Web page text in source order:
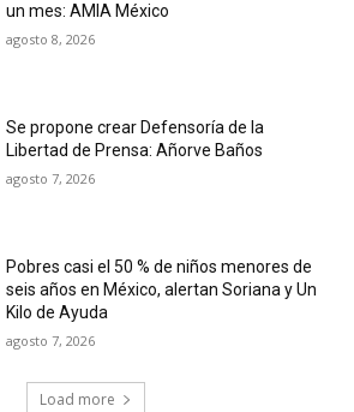
un mes: AMIA México
agosto 8, 2026
Se propone crear Defensoría de la
Libertad de Prensa: Añorve Baños
agosto 7, 2026
Pobres casi el 50 % de niños menores de
seis años en México, alertan Soriana y Un
Kilo de Ayuda
agosto 7, 2026
Load more